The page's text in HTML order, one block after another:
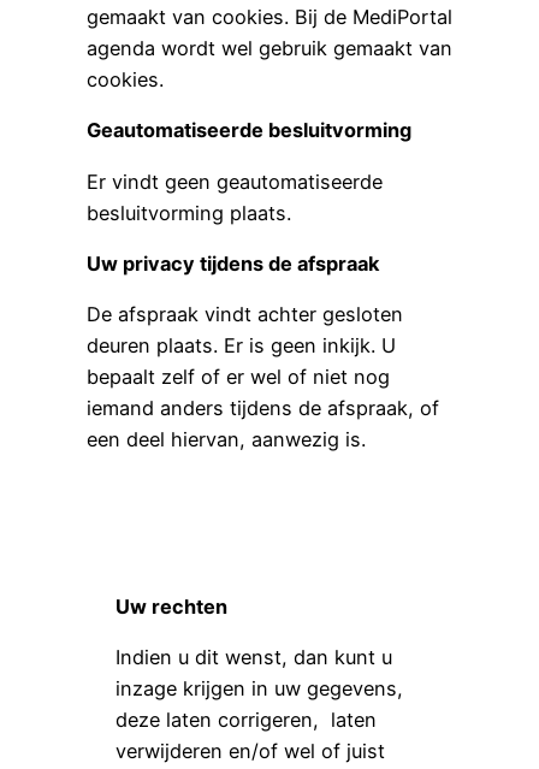
gemaakt van cookies. Bij de MediPortal
agenda wordt wel gebruik gemaakt van
cookies.
Geautomatiseerde besluitvorming
Er vindt geen geautomatiseerde
besluitvorming plaats.
Uw privacy tijdens de afspraak
De afspraak vindt achter gesloten
deuren plaats. Er is geen inkijk. U
bepaalt zelf of er wel of niet nog
iemand anders tijdens de afspraak, of
een deel hiervan, aanwezig is.
Uw rechten
Indien u dit wenst, dan kunt u
inzage krijgen in uw gegevens,
deze laten corrigeren, laten
verwijderen en/of wel of juist